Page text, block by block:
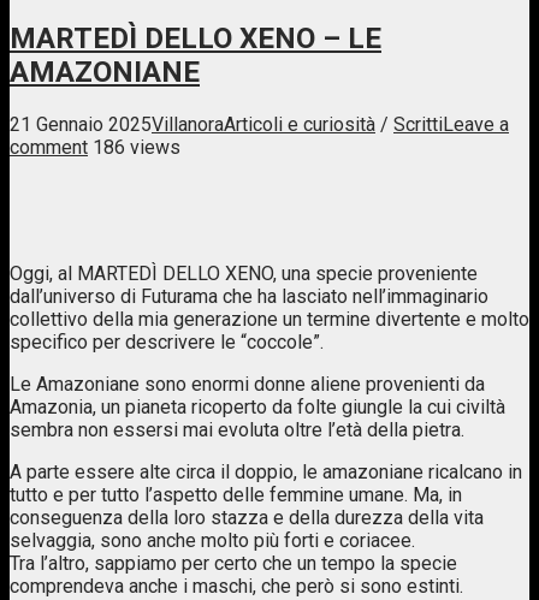
MARTEDÌ DELLO XENO – LE
AMAZONIANE
21 Gennaio 2025VillanoraArticoli e curiosità / ScrittiLeave a
comment 186 views
Oggi, al MARTEDÌ DELLO XENO, una specie proveniente
dall’universo di Futurama che ha lasciato nell’immaginario
collettivo della mia generazione un termine divertente e molto
specifico per descrivere le “coccole”.
Le Amazoniane sono enormi donne aliene provenienti da
Amazonia, un pianeta ricoperto da folte giungle la cui civiltà
sembra non essersi mai evoluta oltre l’età della pietra.
A parte essere alte circa il doppio, le amazoniane ricalcano in
tutto e per tutto l’aspetto delle femmine umane. Ma, in
conseguenza della loro stazza e della durezza della vita
selvaggia, sono anche molto più forti e coriacee.
Tra l’altro, sappiamo per certo che un tempo la specie
comprendeva anche i maschi, che però si sono estinti.